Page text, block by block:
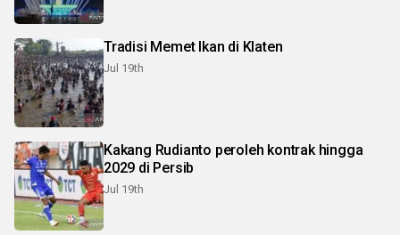
Tradisi Memet Ikan di Klaten
Jul 19th
Kakang Rudianto peroleh kontrak hingga
2029 di Persib
Jul 19th